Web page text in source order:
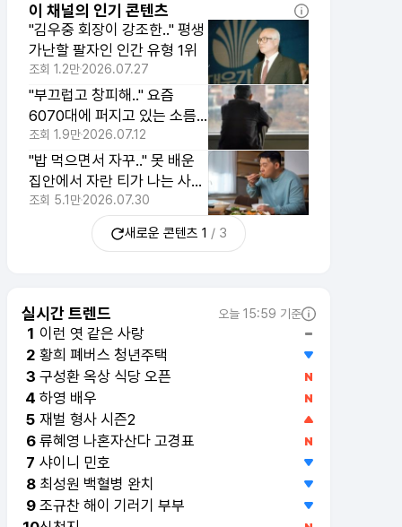
이 채널의 인기 콘텐츠
"김우중 회장이 강조한.." 평생
가난할 팔자인 인간 유형 1위
조회 1.2만2026.07.27
"부끄럽고 창피해.." 요즘
6070대에 퍼지고 있는 소름
끼치는 현상
조회 1.9만2026.07.12
"밥 먹으면서 자꾸.." 못 배운
집안에서 자란 티가 나는 사람
의 공통 행동 1위
조회 5.1만2026.07.30
새로운 콘텐츠 1 / 3
실시간 트렌드 오늘 15:59 기준
1 이런 엿 같은 사랑
2 황희 폐버스 청년주택
3 구성환 옥상 식당 오픈
4 하영 배우
5 재벌 형사 시즌2
6 류혜영 나혼자산다 고경표
7 샤이니 민호
8 최성원 백혈병 완치
9 조규찬 해이 기러기 부부